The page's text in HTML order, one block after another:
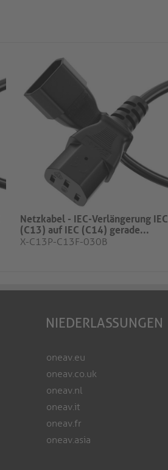
Netzkabel - IEC-Verlängerung IEC
(C13) auf IEC (C14) gerade...
X-C13P-C13F-030B
NIEDERLASSUNGEN
oneav.eu
oneav.co.uk
oneav.nl
oneav.it
oneav.fr
oneav.asia